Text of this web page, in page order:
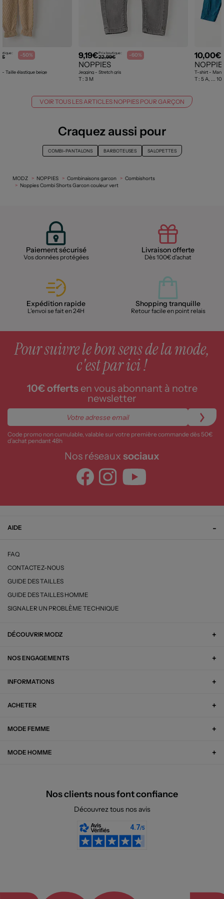
: -50%
- Taille élastique beige
9,19€Prix boutique :
22,99€ -60%
NOPPIES
Jegging - Stretch gris
T : 3 M
10,00€
T-shirt -
T : 5 A, ... 10
VOIR TOUS LES ARTICLES NOPPIES POUR GARÇON
Craquez aussi pour
COMBI-PANTALONS BARBOTEUSES SALOPETTES
MODZ NOPPIES Combinaisons garcon
Combishorts
Noppies Combi Shorts Garcon couleur vert
Paiement sécurisé
Vos données protégées
Livraison offerte
Dès 100€ d'achat
Expédition rapide
L'envoi se fait en 24H
Shopping tranquille
Retour facile en point relais
Pour suivre le bon sens de la mode,
c'est par ici !
10€ offertsen vous abonnant à notre
newsletter
Code promo non cumulable, valable sur votre première commande dès 50€
d’achat pendant 48h
Nos réseaux sociaux
AIDE
FAQ
CONTACTEZ-NOUS
GUIDE DES TAILLES
GUIDE DES TAILLES HOMME
SIGNALER UN PROBLÈME TECHNIQUE
DÉCOUVRIR MODZ
NOS ENGAGEMENTS
INFORMATIONS
ACHETER
MODE FEMME
MODE HOMME
Nos clients nous font confiance
Découvrez tous nos avis